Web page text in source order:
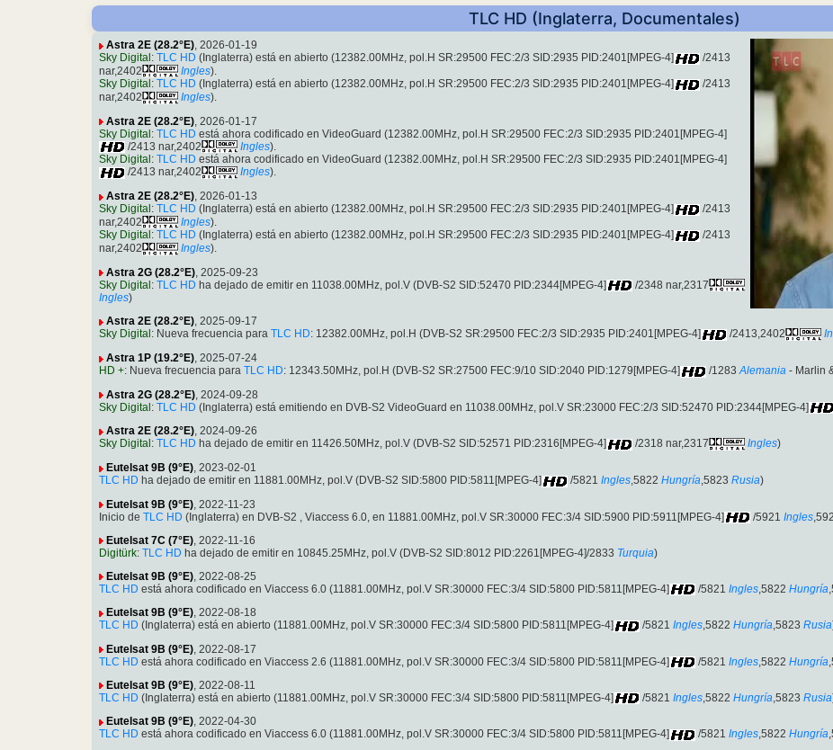
TLC HD (Inglaterra, Documentales)
Astra 2E (28.2°E), 2026-01-19
Sky Digital : TLC HD (Inglaterra) está en abierto (12382.00MHz, pol.H SR:29500 FEC:2/3 SID:2935 PID:2401[MPEG-4]
/2413
nar,2402
Ingles).
Sky Digital : TLC HD (Inglaterra) está en abierto (12382.00MHz, pol.H SR:29500 FEC:2/3 SID:2935 PID:2401[MPEG-4]
/2413
nar,2402
Ingles).
Astra 2E (28.2°E) , 2026-01-17
Sky Digital: TLC HD está ahora codificado en VideoGuard (12382.00MHz, pol.H SR:29500 FEC:2/3 SID:2935 PID:2401[MPEG-4]
/2413 nar,2402
Ingles).
Sky Digital : TLC HD está ahora codificado en VideoGuard (12382.00MHz, pol.H SR:29500 FEC:2/3 SID:2935 PID:2401[MPEG-4]
/2413 nar,2402
Ingles).
Astra 2E (28.2°E), 2026-01-13
Sky Digital : TLC HD (Inglaterra) está en abierto (12382.00MHz, pol.H SR:29500 FEC:2/3 SID:2935 PID:2401[MPEG-4]
/2413
nar,2402
Ingles).
Sky Digital : TLC HD (Inglaterra) está en abierto (12382.00MHz, pol.H SR:29500 FEC:2/3 SID:2935 PID:2401[MPEG-4]
/2413
nar,2402
Ingles).
Astra 2G (28.2°E) , 2025-09-23
Sky Digital: TLC HD ha dejado de emitir en 11038.00MHz, pol.V (DVB-S2 SID:52470 PID:2344[MPEG-4]
/2348 nar,2317
Ingles)
Astra 2E (28.2°E), 2025-09-17
Sky Digital : Nueva frecuencia para TLC HD: 12382.00MHz, pol.H (DVB-S2 SR:29500 FEC:2/3 SID:2935 PID:2401[MPEG-4] /2413,2402
Astra 1P (19.2°E), 2025-07-24
HD +: Nueva frecuencia para TLC HD: 12343.50MHz, pol.H (DVB-S2 SR:27500 FEC:9/10 SID:2040 PID:1279[MPEG-4] /1283 Alemania - Marlin
Astra 2G (28.2°E) , 2024-09-28
Sky Digital: TLC HD (Inglaterra) está emitiendo en DVB-S2 VideoGuard en 11038.00MHz, pol.V SR:23000 FEC:2/3 SID:52470 PID:2344[MPEG-4]
Astra 2E (28.2°E), 2024-09-26
Sky Digital : TLC HD ha dejado de emitir en 11426.50MHz, pol.V (DVB-S2 SID:52571 PID:2316[MPEG-4] /2318 nar,2317 Ingles)
Eutelsat 9B (9°E), 2023-02-01
TLC HD ha dejado de emitir en 11881.00MHz, pol.V (DVB-S2 SID:5800 PID:5811[MPEG-4] /5821 Ingles,5822 Hungría,5823 Rusia)
Eutelsat 9B (9°E) , 2022-11-23
Inicio de TLC HD (Inglaterra) en DVB-S2 , Viaccess 6.0, en 11881.00MHz, pol.V SR:30000 FEC:3/4 SID:5900 PID:5911[MPEG-4] /5921 Ingles
Eutelsat 7C (7°E), 2022-11-16
Digitürk: TLC HD ha dejado de emitir en 10845.25MHz, pol.V (DVB-S2 SID:8012 PID:2261[MPEG-4]/2833 Turquia)
Eutelsat 9B (9°E), 2022-08-25
TLC HD está ahora codificado en Viaccess 6.0 (11881.00MHz, pol.V SR:30000 FEC:3/4 SID:5800 PID:5811[MPEG-4] /5821 Ingles,5822 Hungría
Eutelsat 9B (9°E), 2022-08-18
TLC HD (Inglaterra) está en abierto (11881.00MHz, pol.V SR:30000 FEC:3/4 SID:5800 PID:5811[MPEG-4] /5821 Ingles,5822 Hungría,5823 Rusia
Eutelsat 9B (9°E) , 2022-08-17
TLC HD está ahora codificado en Viaccess 2.6 (11881.00MHz, pol.V SR:30000 FEC:3/4 SID:5800 PID:5811[MPEG-4] /5821 Ingles ,5822 Hungría
Eutelsat 9B (9°E), 2022-08-11
TLC HD (Inglaterra) está en abierto (11881.00MHz, pol.V SR:30000 FEC:3/4 SID:5800 PID:5811[MPEG-4] /5821 Ingles,5822 Hungría,5823 Rusia
Eutelsat 9B (9°E), 2022-04-30
TLC HD está ahora codificado en Viaccess 6.0 (11881.00MHz, pol.V SR:30000 FEC:3/4 SID:5800 PID:5811[MPEG-4] /5821 Ingles,5822 Hungría